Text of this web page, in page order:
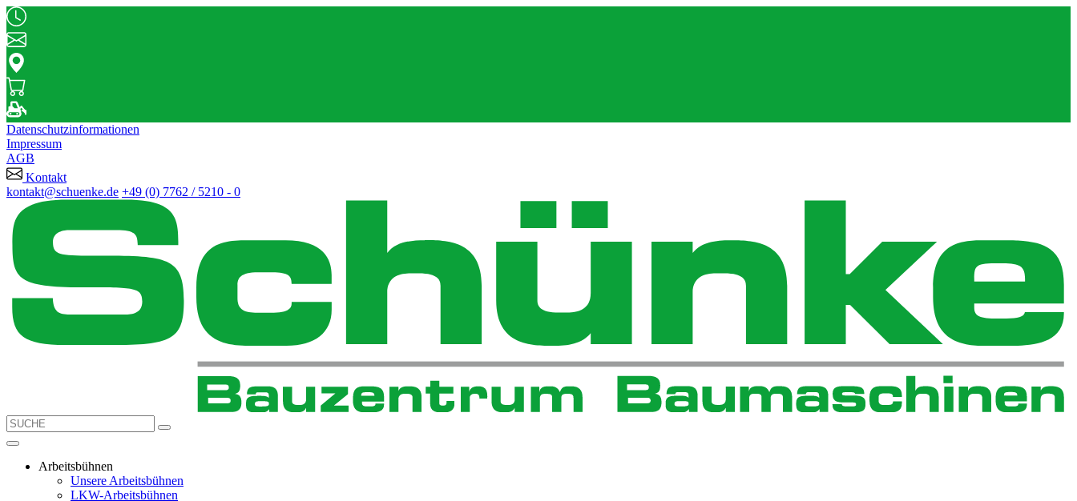
Datenschutzinformationen
Impressum
AGB
Kontakt
kontakt@schuenke.de +49 (0) 7762 / 5210 - 0
Arbeitsbühnen
Unsere Arbeitsbühnen
LKW-Arbeitsbühnen